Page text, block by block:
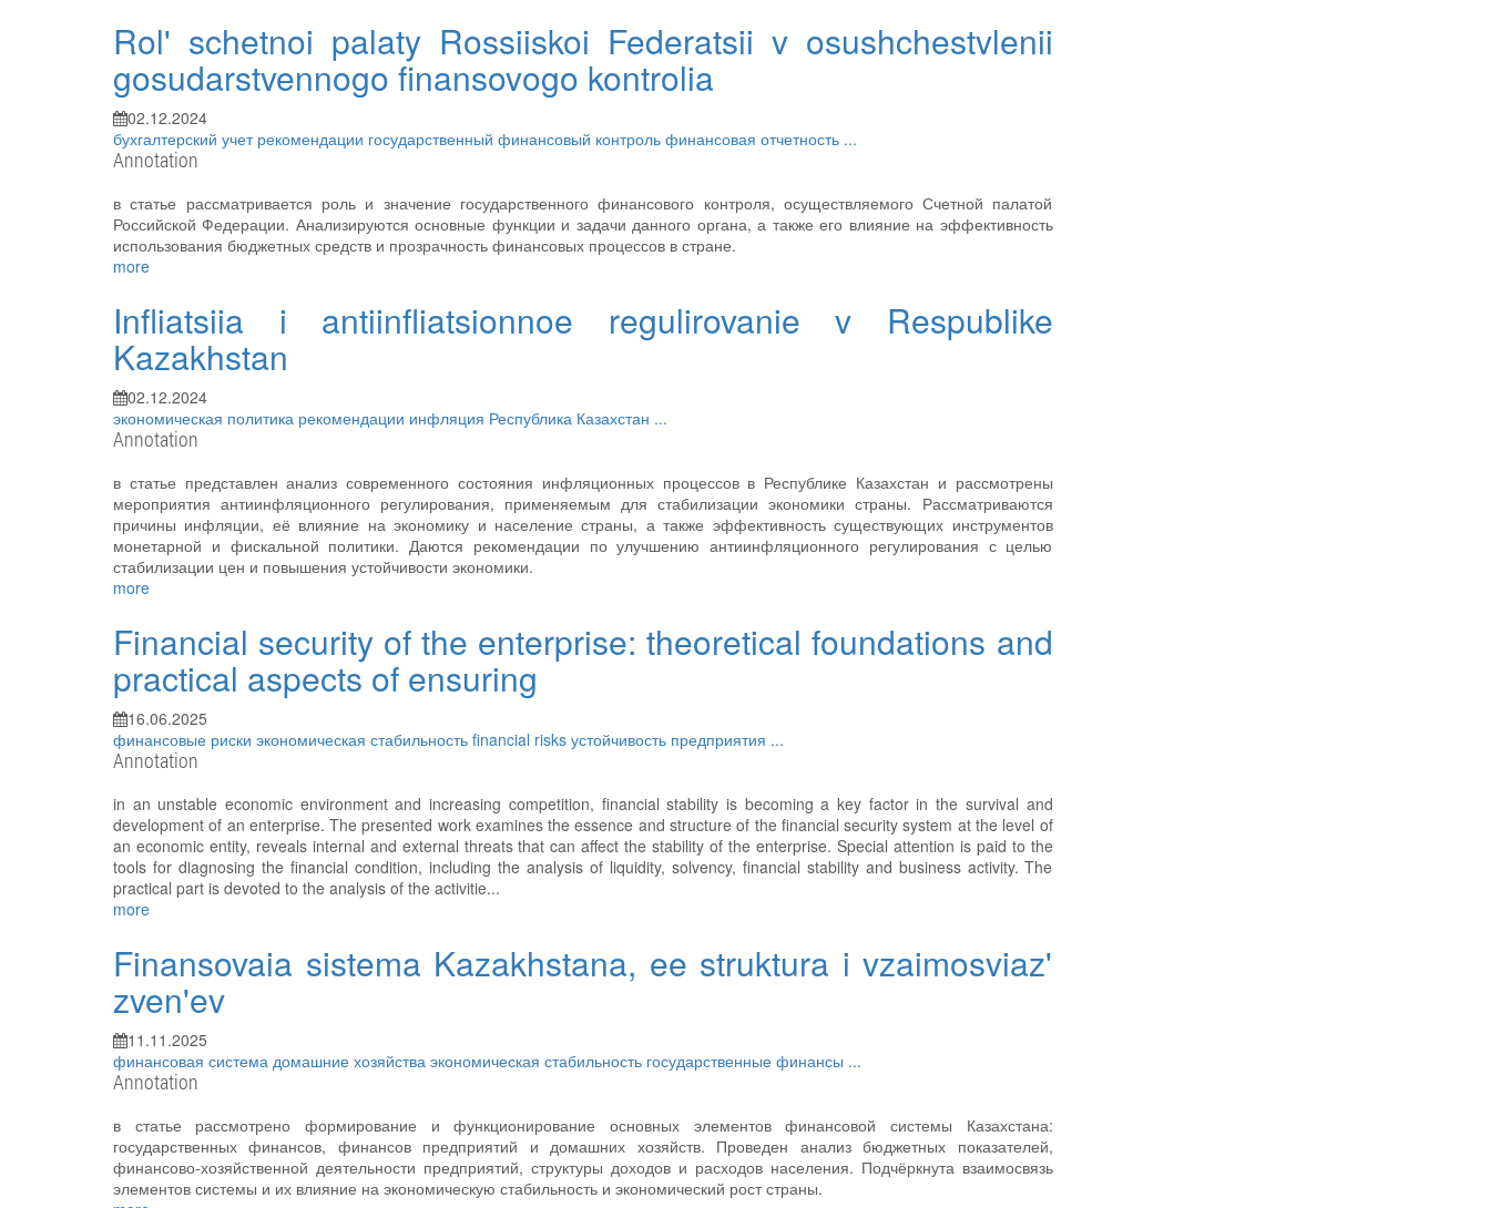
Rol' schetnoi palaty Rossiiskoi Federatsii v osushchestvlenii
gosudarstvennogo finansovogo kontrolia
02.12.2024
бухгалтерский учет рекомендации государственный финансовый контроль финансовая отчетность ...
Annotation
в статье рассматривается роль и значение государственного финансового контроля, осуществляемого Счетной палатой
Российской Федерации. Анализируются основные функции и задачи данного органа, а также его влияние на эффективность
использования бюджетных средств и прозрачность финансовых процессов в стране.
more
Infliatsiia i antiinfliatsionnoe regulirovanie v Respublike
Kazakhstan
02.12.2024
экономическая политика рекомендации инфляция Республика Казахстан ...
Annotation
в статье представлен анализ современного состояния инфляционных процессов в Республике Казахстан и рассмотрены
мероприятия антиинфляционного регулирования, применяемым для стабилизации экономики страны. Рассматриваются
причины инфляции, её влияние на экономику и население страны, а также эффективность существующих инструментов
монетарной и фискальной политики. Даются рекомендации по улучшению антиинфляционного регулирования с целью
стабилизации цен и повышения устойчивости экономики.
more
Financial security of the enterprise: theoretical foundations and
practical aspects of ensuring
16.06.2025
финансовые риски экономическая стабильность financial risks устойчивость предприятия ...
Annotation
in an unstable economic environment and increasing competition, financial stability is becoming a key factor in the survival and
development of an enterprise. The presented work examines the essence and structure of the financial security system at the level of
an economic entity, reveals internal and external threats that can affect the stability of the enterprise. Special attention is paid to the
tools for diagnosing the financial condition, including the analysis of liquidity, solvency, financial stability and business activity. The
practical part is devoted to the analysis of the activitie...
more
Finansovaia sistema Kazakhstana, ee struktura i vzaimosviaz'
zven'ev
11.11.2025
финансовая система домашние хозяйства экономическая стабильность государственные финансы ...
Annotation
в статье рассмотрено формирование и функционирование основных элементов финансовой системы Казахстана:
государственных финансов, финансов предприятий и домашних хозяйств. Проведен анализ бюджетных показателей,
финансово-хозяйственной деятельности предприятий, структуры доходов и расходов населения. Подчёркнута взаимосвязь
элементов системы и их влияние на экономическую стабильность и экономический рост страны.